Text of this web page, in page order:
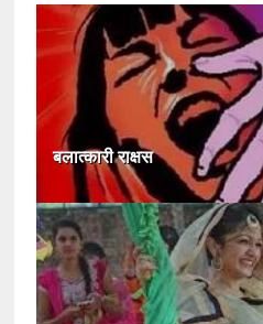
बलात्कारी राक्षस